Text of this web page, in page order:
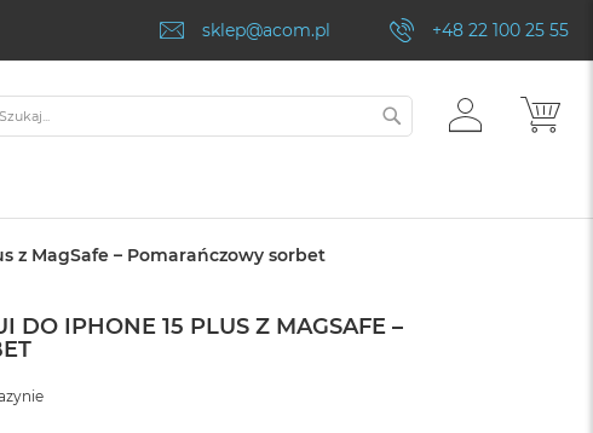
sklep@acom.pl +48 22 100 25 55
ZALOGUJ
SIĘ
SZUKAJ
z MagSafe – Pomarańczowy sorbet
DO IPHONE 15 PLUS Z MAGSAFE –